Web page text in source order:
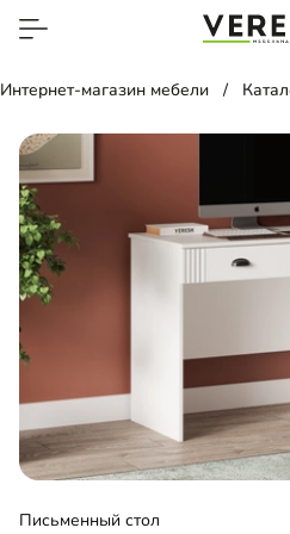
Интернет-магазин мебели
Письменный стол